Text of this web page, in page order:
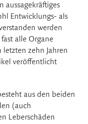
aussagekräftiges
Entwicklungs- als
werden
alle Organe
letzten zehn Jahren
veröffentlicht
aus den beiden
(auch
Leberschäden